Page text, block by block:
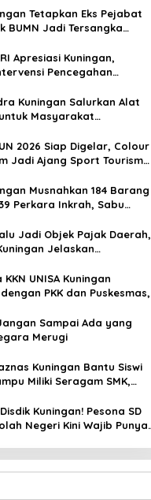
Tetapkan Eks Pejabat
BUMN Jadi Tersangka
Apresiasi Kuningan,
Pencegahan
Kuningan Salurkan Alat
Masyarakat
2026 Siap Digelar, Colour
Jadi Ajang Sport Tourism
Musnahkan 184 Barang
Perkara Inkrah, Sabu
Jadi Objek Pajak Daerah,
Jelaskan
UNISA Kuningan
PKK dan Puskesmas,
Lansia
Sampai Ada yang
Merugi
Kuningan Bantu Siswi
Miliki Seragam SMK,
Kuningan! Pesona SD
Negeri Kini Wajib Punya